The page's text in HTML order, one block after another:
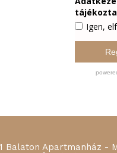
Balaton Apartmanház -